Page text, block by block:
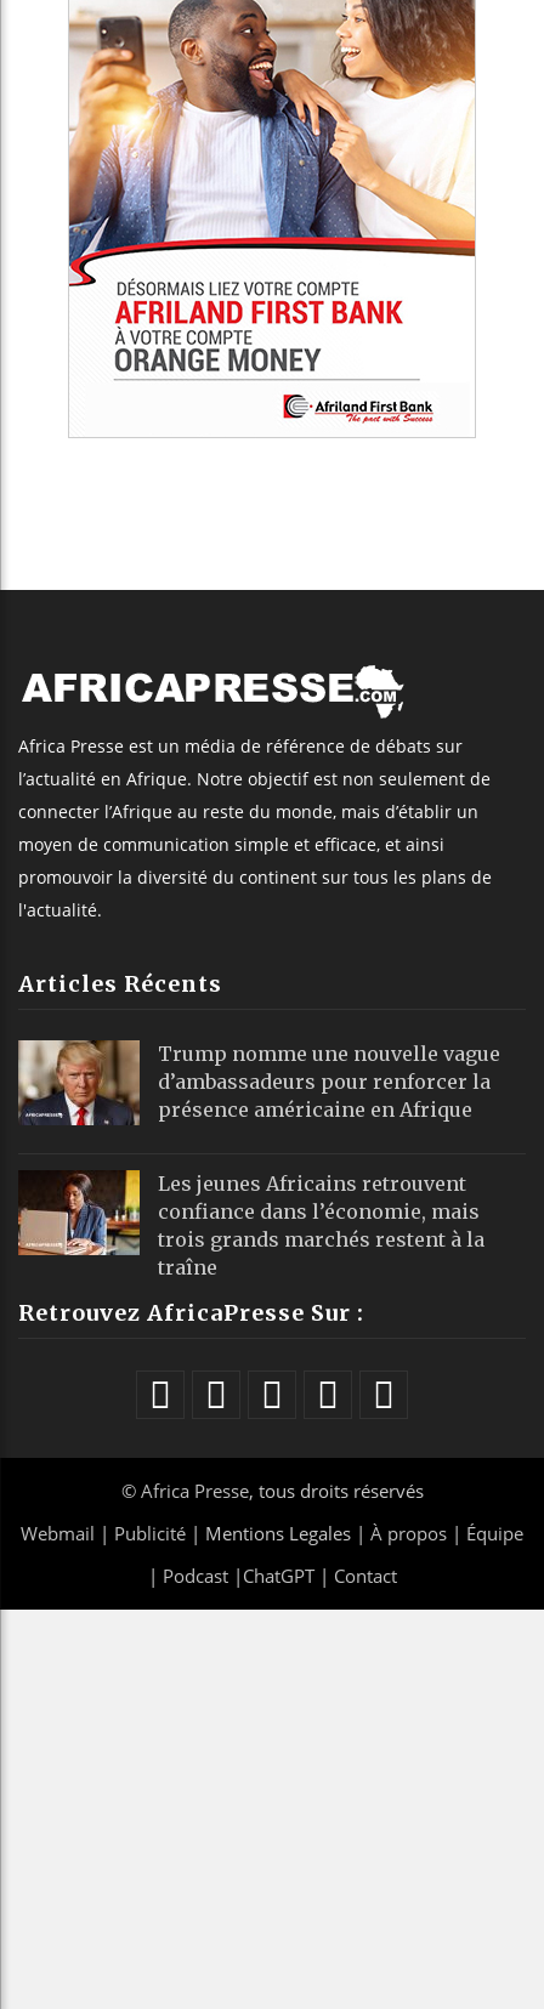
Africa Presse est un média de référence de débats sur
l’actualité en Afrique. Notre objectif est non seulement de
connecter l’Afrique au reste du monde, mais d’établir un
moyen de communication simple et efficace, et ainsi
promouvoir la diversité du continent sur tous les plans de
l'actualité.
Articles Récents
Trump nomme une nouvelle vague
d’ambassadeurs pour renforcer la
présence américaine en Afrique
Les jeunes Africains retrouvent
confiance dans l’économie, mais
trois grands marchés restent à la
traîne
Retrouvez AfricaPresse Sur :
© Africa Presse, tous droits réservés
Webmail | Publicité | Mentions Legales | À propos | Équipe
| Podcast| ChatGPT| Contact